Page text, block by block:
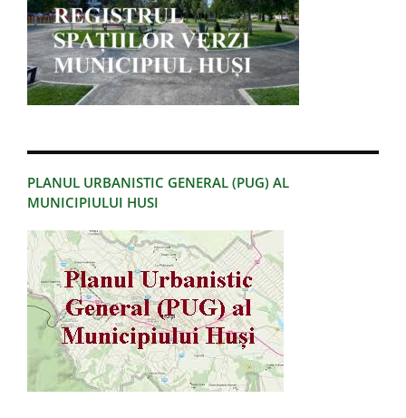
PLANUL URBANISTIC GENERAL (PUG) AL
MUNICIPIULUI HUSI